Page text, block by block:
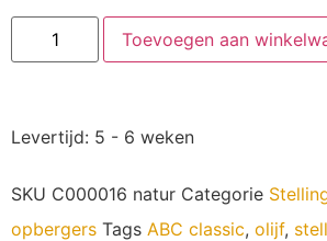
Toevoegen aan
Levertijd: 5 - 6 weken
SKU C000016 natur Categorie
opbergers Tags ABC classic, olijf,